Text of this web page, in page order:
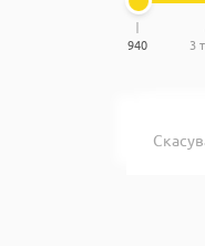
940 3